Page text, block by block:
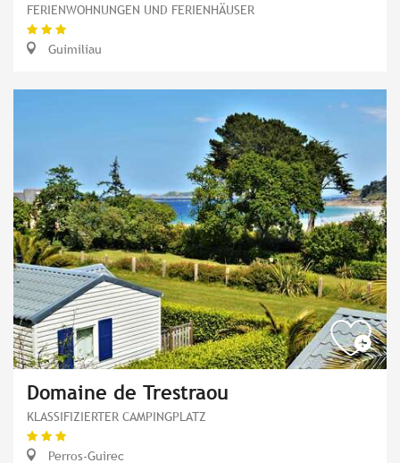
FERIENWOHNUNGEN UND FERIENHÄUSER
Guimiliau
Domaine de Trestraou
KLASSIFIZIERTER CAMPINGPLATZ
Perros-Guirec